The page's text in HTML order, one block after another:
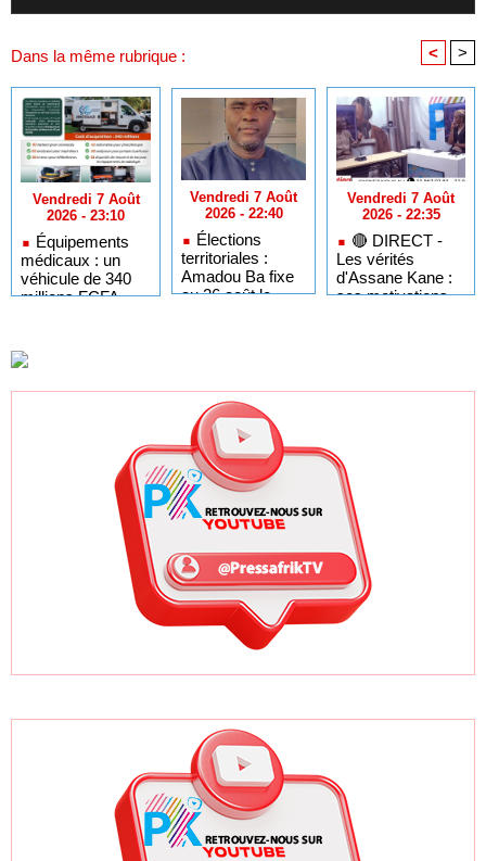
Dans la même rubrique : < >
Vendredi 7 Août
2026 - 23:10
Équipements
médicaux : un
véhicule de 340
millions FCFA
Sénégal
Vendredi 7 Août
2026 - 22:40
Élections
territoriales :
Amadou Ba fixe
au 26 août le
Vendredi 7 Août
2026 - 22:35
🔴​ DIRECT -
Les vérités
d'Assane Kane :
ses motivations,